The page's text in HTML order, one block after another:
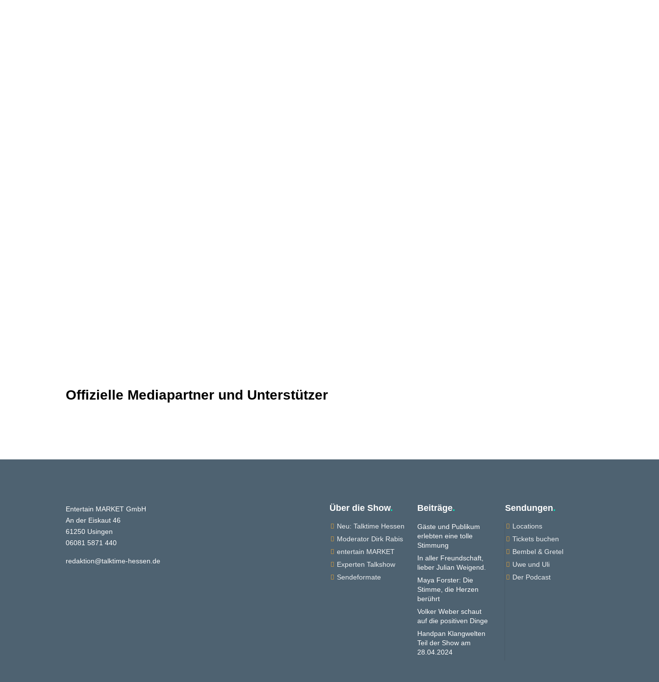
Offizielle Mediapartner und Unterstützer
Entertain MARKET GmbH
An der Eiskaut 46
61250 Usingen
06081 5871 440
redaktion@talktime-hessen.de
Über die Show.
 Neu: Talktime Hessen
 Moderator Dirk Rabis
 entertain MARKET
 Experten Talkshow
 Sendeformate
Beiträge.
Gäste und Publikum
erlebten eine tolle
Stimmung
In aller Freundschaft,
lieber Julian Weigend.
Maya Forster: Die
Stimme, die Herzen
berührt
Volker Weber schaut
auf die positiven Dinge
Handpan Klangwelten
Teil der Show am
28.04.2024
Sendungen.
 Locations
 Tickets buchen
 Bembel & Gretel
 Uwe und Uli
 Der Podcast